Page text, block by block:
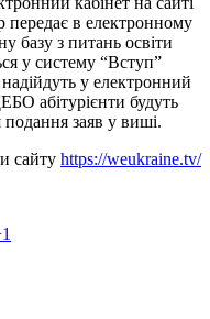
в електронному
базу з питань освіти
у систему “Вступ”
у електронний
абітурієнти будуть
подання заяв у виші.
сайту https://weukraine.tv/